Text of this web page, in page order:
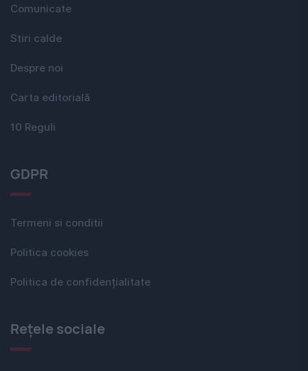
Comunicate
Stiri calde
Despre noi
Carta editorială
10 Reguli
GDPR
Termeni si conditii
Politica cookies
Politica de confidențialitate
Rețele sociale